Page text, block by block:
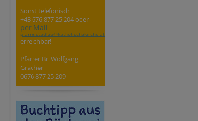
Sonst telefonisch
+43 676 877 25 204 oder
per Mail
pfarre.stadlau@katholischekirche.at
erreichbar!
Pfarrer Br. Wolfgang
Gracher
0676 877 25 209